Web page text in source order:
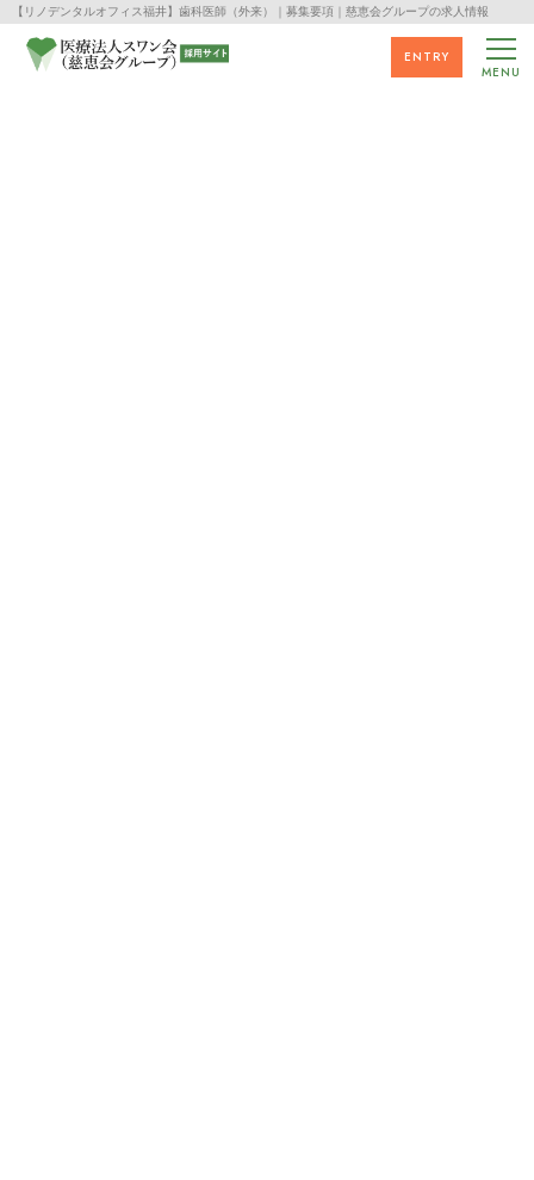
【リノデンタルオフィス福井】歯科医師（外来）｜募集要項｜慈恵会グループの求人情報
ENTRY
MENU